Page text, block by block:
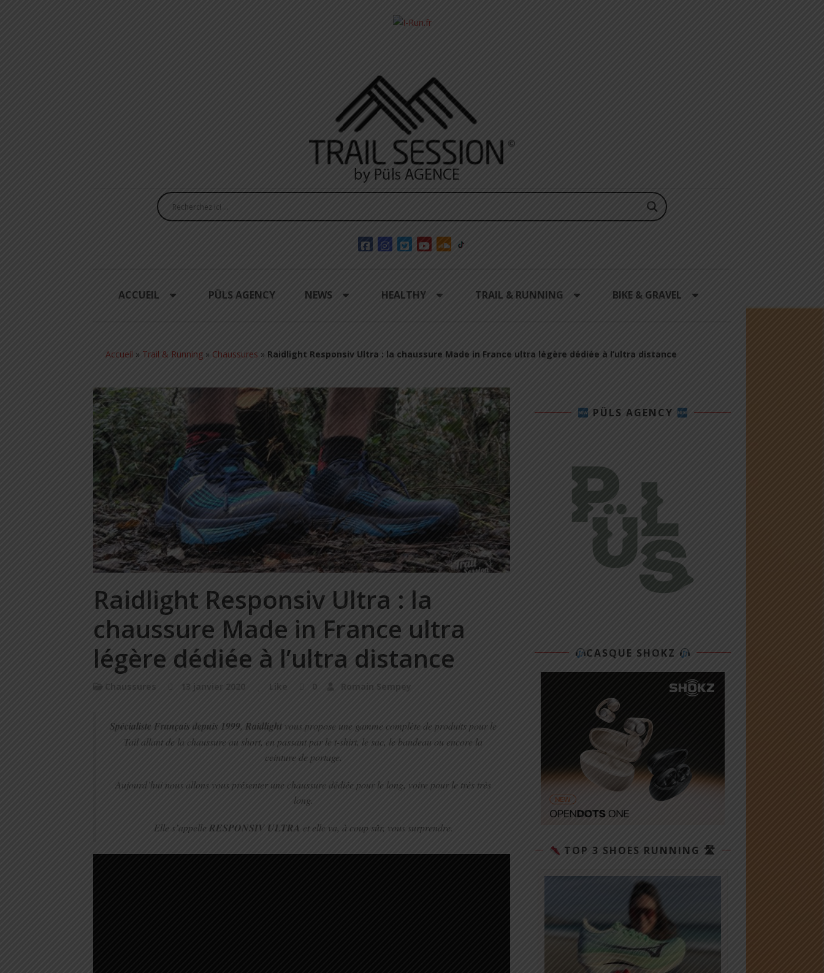
ACCUEIL PÜLS AGENCY NEWS HEALTHY TRAIL & RUNNING BIKE & GRAVEL
Accueil » Trail & Running » Chaussures » Raidlight Responsiv Ultra : la chaussure Made in France ultra légère dédiée à l’ultra distance
Raidlight Responsiv Ultra : la
chaussure Made in France ultra
légère dédiée à l’ultra distance
Chaussures 13 janvier 2020 Like 0 Romain Sempey
Spécialiste Français depuis 1999, Raidlight vous propose une gamme complète de produits pour le
Tail allant de la chaussure au short, en passant par le t-shirt, le sac, le bandeau ou encore la
ceinture de portage.
Aujourd’hui nous allons vous présenter une chaussure dédiée pour le long, voire pour le très très
long.
Elle s’appelleRESPONSIV ULTRA et elle va, à coup sûr, vous surprendre.
PÜLS AGENCY
CASQUE SHOKZ
TOP 3 SHOES RUNNING 🛣